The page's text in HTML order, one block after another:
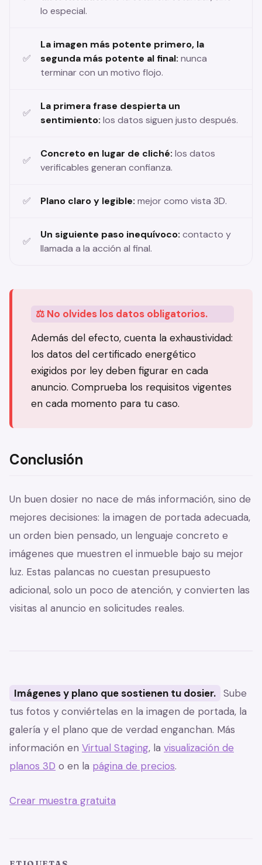
lo especial.
La imagen más potente primero, la
segunda más potente al final: nunca
terminar con un motivo flojo.
La primera frase despierta un
sentimiento: los datos siguen justo después.
Concreto en lugar de cliché: los datos
verificables generan confianza.
Plano claro y legible: mejor como vista 3D.
Un siguiente paso inequívoco: contacto y
llamada a la acción al final.
⚖️ No olvides los datos obligatorios.
Además del efecto, cuenta la exhaustividad:
los datos del certificado energético
exigidos por ley deben figurar en cada
anuncio. Comprueba los requisitos vigentes
en cada momento para tu caso.
Conclusión
Un buen dosier no nace de más información, sino de
mejores decisiones: la imagen de portada adecuada,
un orden bien pensado, un lenguaje concreto e
imágenes que muestren el inmueble bajo su mejor
luz. Estas palancas no cuestan presupuesto
adicional, solo un poco de atención, y convierten las
visitas al anuncio en solicitudes reales.
Imágenes y plano que sostienen tu dosier. Sube
tus fotos y conviértelas en la imagen de portada, la
galería y el plano que de verdad enganchan. Más
información en Virtual Staging, la visualización de
planos 3D o en la página de precios.
Crear muestra gratuita